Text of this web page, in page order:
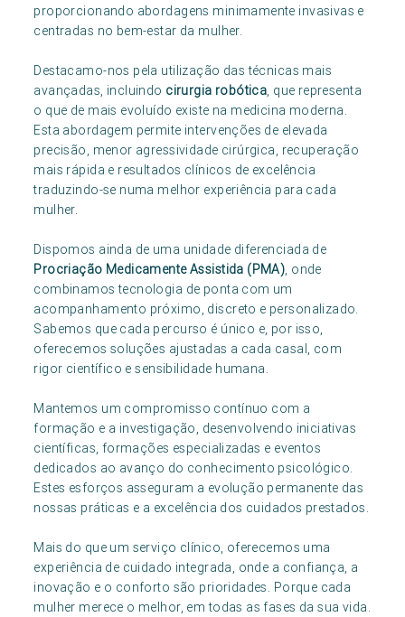
proporcionando abordagens minimamente invasivas e
centradas no bem-estar da mulher.
Destacamo-nos pela utilização das técnicas mais
avançadas, incluindo cirurgia robótica, que representa
o que de mais evoluído existe na medicina moderna.
Esta abordagem permite intervenções de elevada
precisão, menor agressividade cirúrgica, recuperação
mais rápida e resultados clínicos de excelência
traduzindo-se numa melhor experiência para cada
mulher.
Dispomos ainda de uma unidade diferenciada de
Procriação Medicamente Assistida (PMA), onde
combinamos tecnologia de ponta com um
acompanhamento próximo, discreto e personalizado.
Sabemos que cada percurso é único e, por isso,
oferecemos soluções ajustadas a cada casal, com
rigor científico e sensibilidade humana.
Mantemos um compromisso contínuo com a
formação e a investigação, desenvolvendo iniciativas
científicas, formações especializadas e eventos
dedicados ao avanço do conhecimento psicológico.
Estes esforços asseguram a evolução permanente das
nossas práticas e a excelência dos cuidados prestados.
Mais do que um serviço clínico, oferecemos uma
experiência de cuidado integrada, onde a confiança, a
inovação e o conforto são prioridades. Porque cada
mulher merece o melhor, em todas as fases da sua vida.